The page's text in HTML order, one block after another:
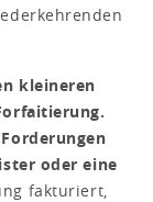
kleineren
oder eine
fakturiert,